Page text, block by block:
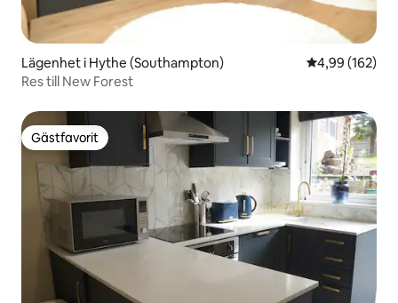
Lägenhet i Hythe (Southampton) 4,99 av 5 i
4,99 (162)
Res till New Forest
Gästfavorit
Gästfavorit